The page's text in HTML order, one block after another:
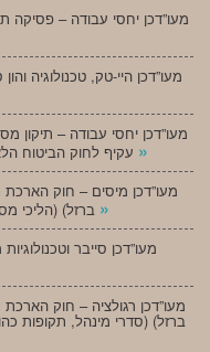
מעו”דכן יחסי עבודה – פסיקה
מעו”דכן היי-טק, טכנולוגיה
»
מעו”דכן מיסים – חוק
»
מעו”דכן סייבר
מעו”דכן רגולציה – חוק
ברזל) (סדרי מינהל, תקופות כהונה